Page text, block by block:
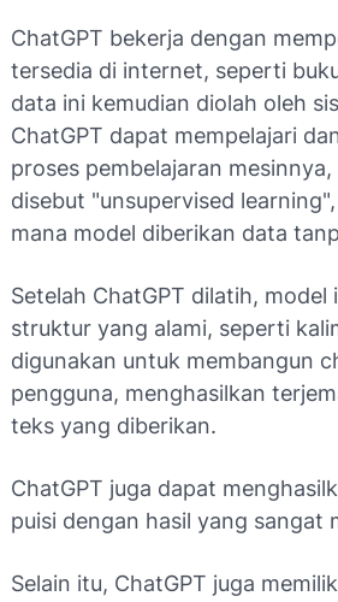
ChatGPT bekerja dengan
tersedia di internet, seperti
data ini kemudian diolah oleh
ChatGPT dapat mempelajari
proses pembelajaran
disebut "unsupervised
mana model diberikan data
Setelah ChatGPT dilatih,
struktur yang alami, seperti
digunakan untuk membangun
pengguna, menghasilkan
teks yang diberikan.
ChatGPT juga dapat
puisi dengan hasil yang sangat
Selain itu, ChatGPT juga